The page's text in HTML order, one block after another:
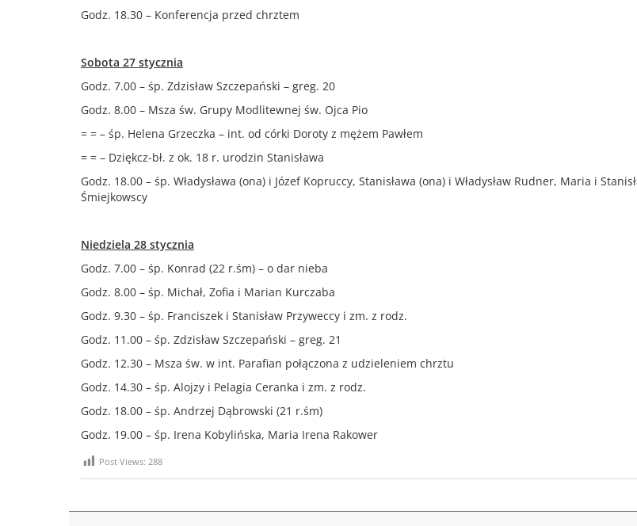
Godz. 18.30 – Konferencja przed chrztem
Sobota 27 stycznia
Godz. 7.00 – śp. Zdzisław Szczepański – greg. 20
Godz. 8.00 – Msza św. Grupy Modlitewnej św. Ojca Pio
= = – śp. Helena Grzeczka – int. od córki Doroty z mężem Pawłem
= = – Dziękcz-bł. z ok. 18 r. urodzin Stanisława
Godz. 18.00 – śp. Władysława (ona) i Józef Kopruccy, Stanisława (ona) i Władysław Rudner, Maria i
Śmiejkowscy
Niedziela 28 stycznia
Godz. 7.00 – śp. Konrad (22 r.śm) – o dar nieba
Godz. 8.00 – śp. Michał, Zofia i Marian Kurczaba
Godz. 9.30 – śp. Franciszek i Stanisław Przyweccy i zm. z rodz.
Godz. 11.00 – śp. Zdzisław Szczepański – greg. 21
Godz. 12.30 – Msza św. w int. Parafian połączona z udzieleniem chrztu
Godz. 14.30 – śp. Alojzy i Pelagia Ceranka i zm. z rodz.
Godz. 18.00 – śp. Andrzej Dąbrowski (21 r.śm)
Godz. 19.00 – śp. Irena Kobylińska, Maria Irena Rakower
Post Views: 288